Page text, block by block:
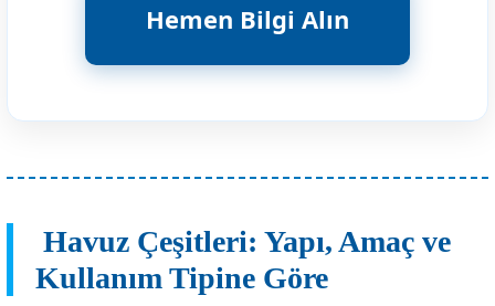
Hemen Bilgi Alın
Havuz Çeşitleri: Yapı, Amaç ve
Kullanım Tipine Göre